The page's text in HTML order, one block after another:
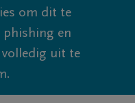
om dit te
en
uit te